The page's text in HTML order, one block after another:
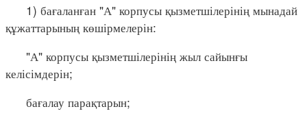
1) бағаланған "А" корпусы қызметшілерінің мынадай
құжаттарының көшірмелерін:
"А" корпусы қызметшілерінің жыл сайынғы
келісімдерін;
бағалау парақтарын;